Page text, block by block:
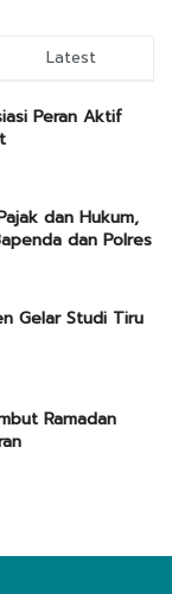
Latest
Peran Aktif
dan Hukum,
dan Polres
Gelar Studi Tiru
Ramadan